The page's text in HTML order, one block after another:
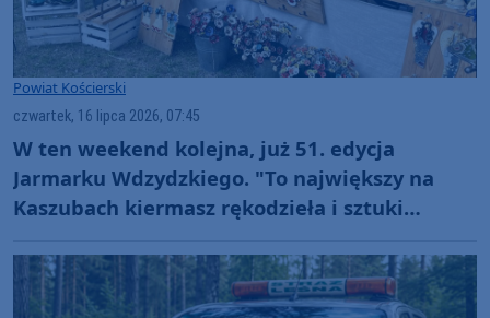
Powiat Kościerski
czwartek, 16 lipca 2026, 07:45
W ten weekend kolejna, już 51. edycja
Jarmarku Wdzydzkiego. "To największy na
Kaszubach kiermasz rękodzieła i sztuki